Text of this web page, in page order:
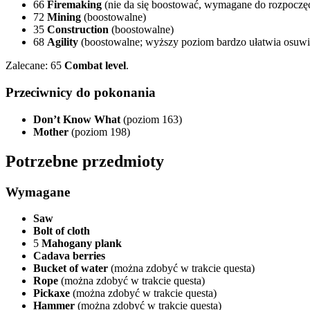
66 Firemaking (nie da się boostować, wymagane do
72 Mining (boostowalne)
35 Construction (boostowalne)
68 Agility (boostowalne; wyższy poziom bardzo ułatwia
Zalecane: 65 Combat level.
Przeciwnicy do pokonania
Don’t Know What (poziom 163)
Mother (poziom 198)
Potrzebne przedmioty
Wymagane
Saw
Bolt of cloth
5 Mahogany plank
Cadava berries
Bucket of water (można zdobyć w trakcie questa)
Rope (można zdobyć w trakcie questa)
Pickaxe (można zdobyć w trakcie questa)
Hammer (można zdobyć w trakcie questa)